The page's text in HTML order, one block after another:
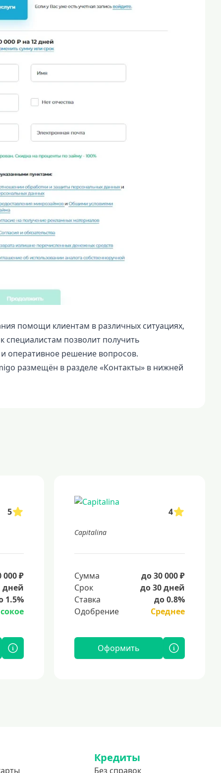
помощи клиентам в различных ситуациях,
позволит получить
оперативное решение вопросов.
размещён в разделе «Контакты» в нижней
5
000 ₽
дней
1.5%
4
Capitalina
Сумма
до 30 000 ₽
Срок
до 30 дней
Ставка
до 0.8%
Одобрение
Среднее
Оформить
Кредиты
Без справок